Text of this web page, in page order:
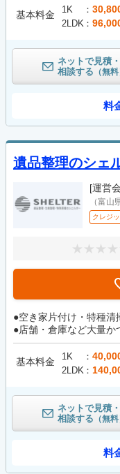
基本料金 1K
2LDK
ネットで見積・
相談する （無料
料
遺品整理のシェ
[運営
（富山
クレジ
●空き家片付け・特種清
●店舗・倉庫など大量
基本料金 1K
2LDK
ネットで見積・
相談する （無料
料